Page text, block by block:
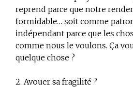
reprend parce que notre
formidable… soit comme
indépendant parce que les
comme nous le voulons. Ça
quelque chose ?
2. Avouer sa fragilité ?